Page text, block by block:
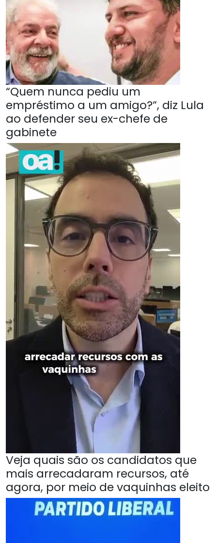
“Quem nunca pediu um
empréstimo a um amigo?”, diz Lula
ao defender seu ex-chefe de
gabinete
Veja quais são os candidatos que
mais arrecadaram recursos, até
agora, por meio de vaquinhas eleito